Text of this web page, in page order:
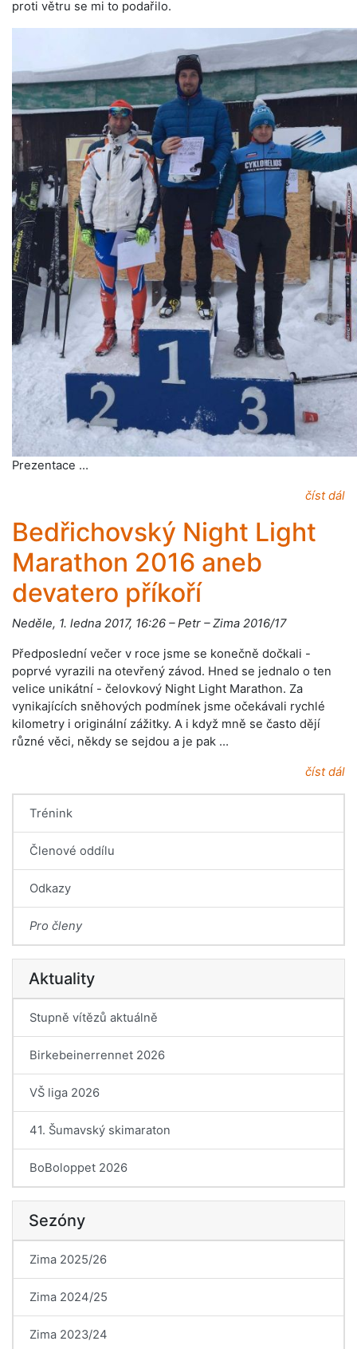
proti větru se mi to podařilo.
Prezentace …
číst dál
Bedřichovský Night Light
Marathon 2016 aneb
devatero příkoří
Neděle, 1. ledna 2017, 16:26 – Petr – Zima 2016/17
Předposlední večer v roce jsme se konečně dočkali -
poprvé vyrazili na otevřený závod. Hned se jednalo o ten
velice unikátní - čelovkový Night Light Marathon. Za
vynikajících sněhových podmínek jsme očekávali rychlé
kilometry i originální zážitky. A i když mně se často dějí
různé věci, někdy se sejdou a je pak …
číst dál
Trénink
Členové oddílu
Odkazy
Pro členy
Aktuality
Stupně vítězů aktuálně
Birkebeinerrennet 2026
VŠ liga 2026
41. Šumavský skimaraton
BoBoloppet 2026
Sezóny
Zima 2025/26
Zima 2024/25
Zima 2023/24